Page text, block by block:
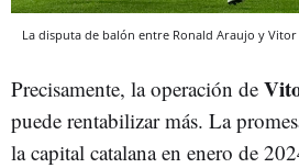
La disputa de balón entre Ronald Araujo y Vitor
Precisamente, la operación de
puede rentabilizar más. La
la capital catalana en enero de